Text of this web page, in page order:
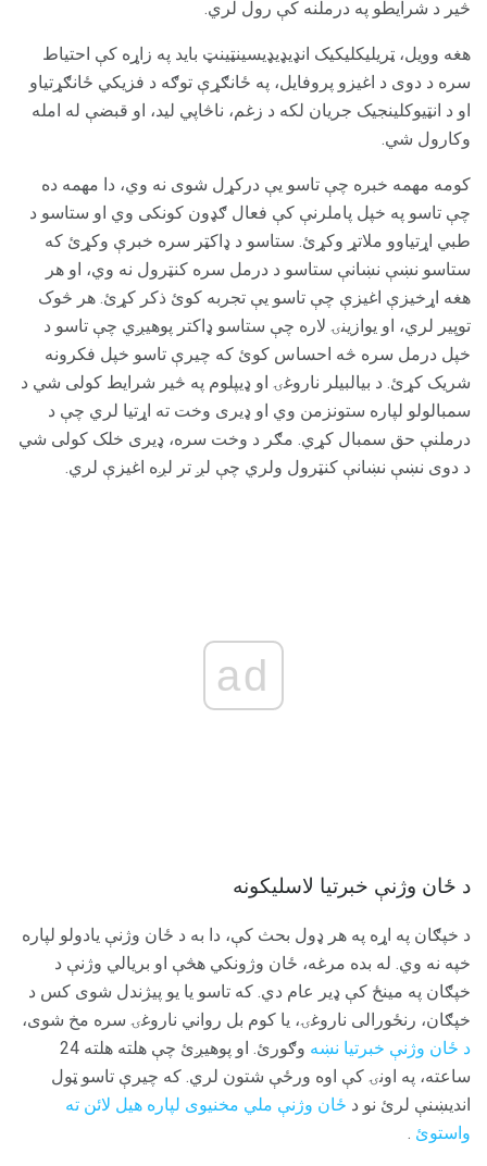
څیر د شرایطو په درملنه کې رول لري.
هغه وویل، ټریلیکلیکیک انډیډیډیسینټینټ باید په زاړه کې احتیاط
سره د دوی د اغیزو پروفایل، په ځانګړې توګه د فزیکي ځانګړتیاو
او د انټیوکلینجیک جریان لکه د زغم، ناڅاپي لید، او قبضې له امله
وکارول شي.
کومه مهمه خبره چې تاسو یې درکړل شوی نه وي، دا مهمه ده
چې تاسو په خپل پاملرنې کې فعال ګډون کونکی وي او ستاسو د
طبي اړتیاوو ملاتړ وکړئ. ستاسو د ډاکټر سره خبرې وکړئ که
ستاسو نښې نښانې ستاسو د درمل سره کنټرول نه وي، او هر
هغه اړخیزې اغیزې چې تاسو یې تجربه کوئ ذکر کړئ. هر څوک
توپیر لري، او یوازینۍ لاره چې ستاسو ډاکتر پوهیږي چې تاسو د
خپل درمل سره څه احساس کوئ که چیرې تاسو خپل فکرونه
شریک کړئ. د بیالبیلر ناروغۍ او ډیپلوم په څیر شرایط کولی شي د
سمبالولو لپاره ستونزمن وي او ډیری وخت ته اړتیا لري چې د
درملنې حق سمبال کړي. مګر د وخت سره، ډیری خلک کولی شي
د دوی نښې نښانې کنټرول ولري چې لږ تر لږه اغیزې لري.
ad
د ځان وژنې خبرتیا لاسلیکونه
د خپګان په اړه په هر ډول بحث کې، دا به د ځان وژنې یادولو لپاره
خپه نه وي. له بده مرغه، ځان وژونکي هڅې او بریالي وژنې د
خپګان په مینځ کې ډیر عام دي. که تاسو یا یو پیژندل شوی کس د
خپګان، رنځورالی ناروغۍ، یا کوم بل رواني ناروغۍ سره مخ شوی،
د ځان وژنې خبرتیا نښه
وګورئ. او پوهیږئ چې هلته هلته 24
ساعته، په اونۍ کې اوه ورځې شتون لري. که چیرې تاسو ټول
اندیښنې لرئ نو د ځان وژنې ملي مخنیوی لپاره هیل لائن ته
واستوئ .